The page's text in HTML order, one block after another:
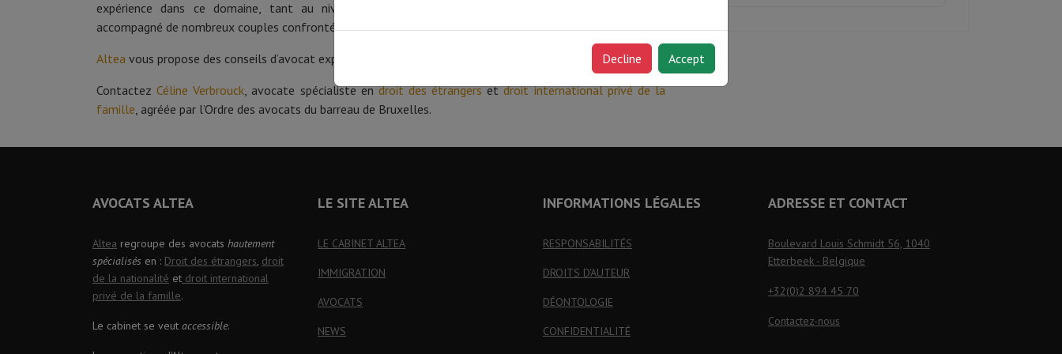
expérience dans ce domaine, tant au niveau belge qu’au niveau international, ayant conseillé ou
accompagné de nombreux couples confrontés à ces questions.
Altea vous propose des conseils d’avocat expert et adaptés à votre situation.
ContactezCéline Verbrouck, avocate spécialiste endroit des étrangersetdroit international privé de la
famille, agréée par l’Ordre des avocats du barreau de Bruxelles.
AVOCATS ALTEA
Altea regroupe des avocats hautement
spécialisés en : Droit des étrangers, droit
de la nationalité et droit international
privé de la famille.
Le cabinet se veut accessible.
LE SITE ALTEA
LE CABINET ALTEA
IMMIGRATION
AVOCATS
NEWS
INFORMATIONS LÉGALES
RESPONSABILITÉS
DROITS D'AUTEUR
DÉONTOLOGIE
CONFIDENTIALITÉ
ADRESSE ET CONTACT
Boulevard Louis Schmidt 56, 1040
Etterbeek - Belgique
+32(0)2 894 45 70
Contactez-nous
Decline Accept